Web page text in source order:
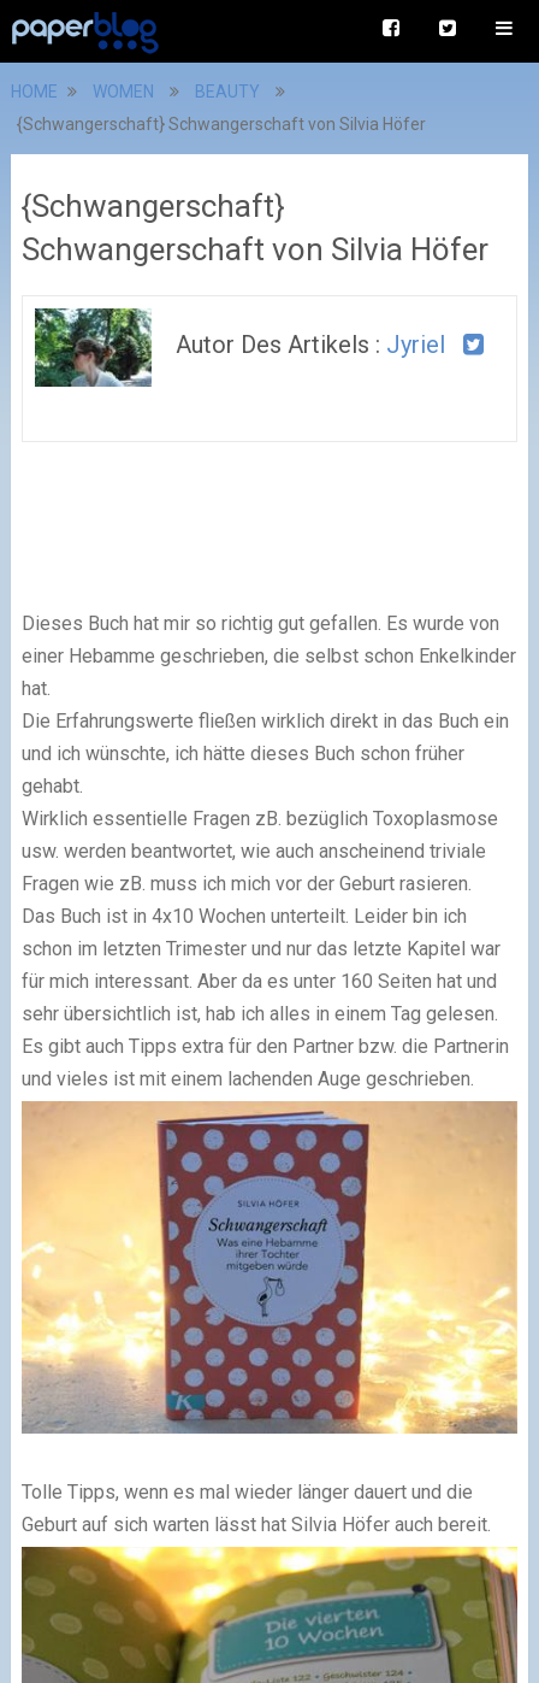
HOME WOMEN
BEAUTY
{Schwangerschaft} Schwangerschaft von Silvia Höfer
{Schwangerschaft}
Schwangerschaft von Silvia Höfer
Autor Des Artikels : Jyriel
Dieses Buch hat mir so richtig gut gefallen. Es wurde von
einer Hebamme geschrieben, die selbst schon Enkelkinder
hat.
Die Erfahrungswerte fließen wirklich direkt in das Buch ein
und ich wünschte, ich hätte dieses Buch schon früher
gehabt.
Wirklich essentielle Fragen zB. bezüglich Toxoplasmose
usw. werden beantwortet, wie auch anscheinend triviale
Fragen wie zB. muss ich mich vor der Geburt rasieren.
Das Buch ist in 4x10 Wochen unterteilt. Leider bin ich
schon im letzten Trimester und nur das letzte Kapitel war
für mich interessant. Aber da es unter 160 Seiten hat und
sehr übersichtlich ist, hab ich alles in einem Tag gelesen.
Es gibt auch Tipps extra für den Partner bzw. die Partnerin
und vieles ist mit einem lachenden Auge geschrieben.
Tolle Tipps, wenn es mal wieder länger dauert und die
Geburt auf sich warten lässt hat Silvia Höfer auch bereit.